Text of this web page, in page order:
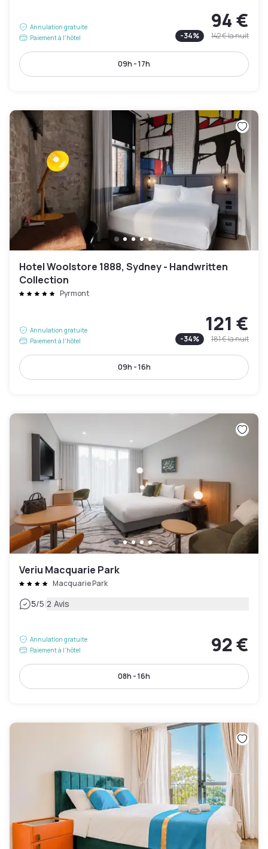
Annulation gratuite
Paiement à l'hôtel
94 €
-34% 142 €la nuit
09h - 17h
Hotel Woolstore 1888, Sydney - Handwritten
Collection
Pyrmont
Annulation gratuite
Paiement à l'hôtel
121 €
-34% 181 €la nuit
09h - 16h
Veriu Macquarie Park
Macquarie Park
5/5|2 Avis
Annulation gratuite
Paiement à l'hôtel
92 €
08h - 16h